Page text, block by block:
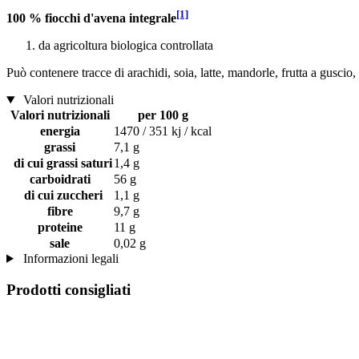
100 % fiocchi d'avena integrale[1]
da agricoltura biologica controllata
Può contenere tracce di arachidi, soia, latte, mandorle, frutta a guscio,
Valori nutrizionali
Valori nutrizionali
per 100 g
energia
1470 / 351 kj / kcal
grassi
7,1 g
di cui grassi saturi1,4 g
carboidrati
56 g
di cui zuccheri
1,1 g
fibre
9,7 g
proteine
11 g
sale
0,02 g
Informazioni legali
Prodotti consigliati